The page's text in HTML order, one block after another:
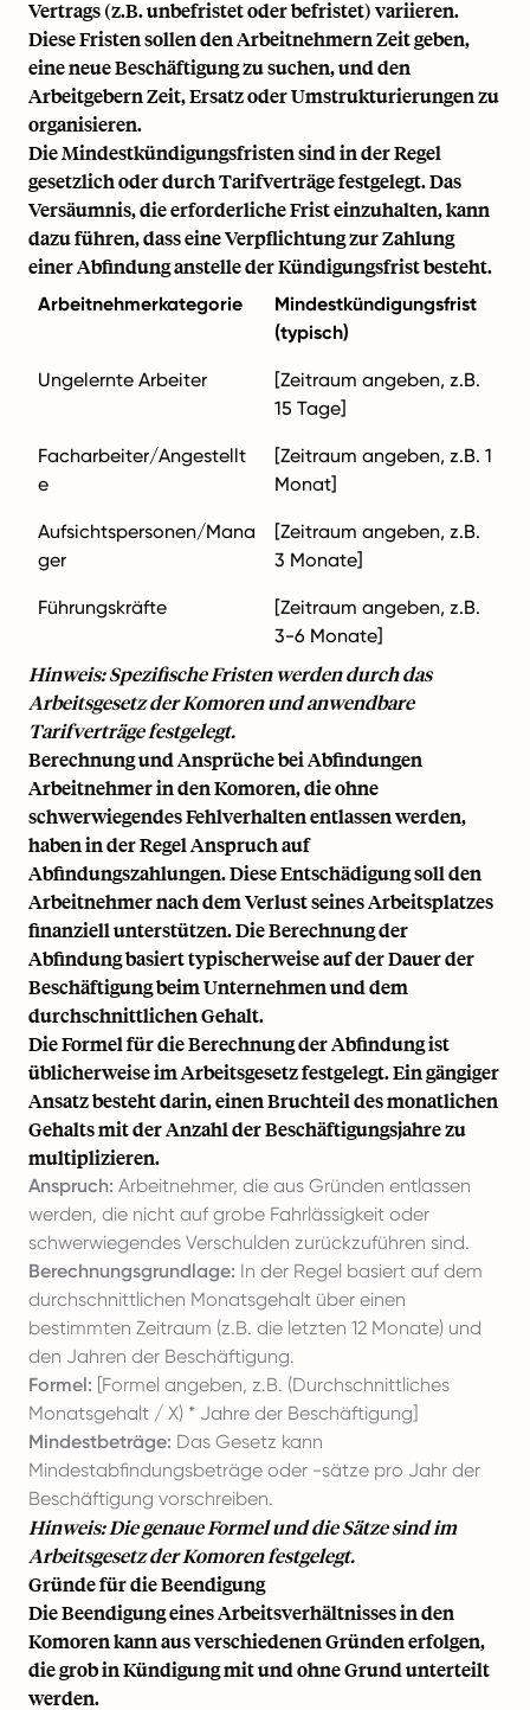
Vertrags (z.B. unbefristet oder befristet) variieren.
Diese Fristen sollen den Arbeitnehmern Zeit geben,
eine neue Beschäftigung zu suchen, und den
Arbeitgebern Zeit, Ersatz oder Umstrukturierungen zu
organisieren.
Die Mindestkündigungsfristen sind in der Regel
gesetzlich oder durch Tarifverträge festgelegt. Das
Versäumnis, die erforderliche Frist einzuhalten, kann
dazu führen, dass eine Verpflichtung zur Zahlung
einer Abfindung anstelle der Kündigungsfrist besteht.
Arbeitnehmerkategorie
Mindestkündigungsfrist
(typisch)
Ungelernte Arbeiter
[Zeitraum angeben, z.B.
15 Tage]
Facharbeiter/Angestellt
e
[Zeitraum angeben, z.B. 1
Monat]
Aufsichtspersonen/Mana
ger
[Zeitraum angeben, z.B.
3 Monate]
Führungskräfte
[Zeitraum angeben, z.B.
3-6 Monate]
Hinweis: Spezifische Fristen werden durch das
Arbeitsgesetz der Komoren und anwendbare
Tarifverträge festgelegt.
Berechnung und Ansprüche bei Abfindungen
Arbeitnehmer in den Komoren, die ohne
schwerwiegendes Fehlverhalten entlassen werden,
haben in der Regel Anspruch auf
Abfindungszahlungen. Diese Entschädigung soll den
Arbeitnehmer nach dem Verlust seines Arbeitsplatzes
finanziell unterstützen. Die Berechnung der
Abfindung basiert typischerweise auf der Dauer der
Beschäftigung beim Unternehmen und dem
durchschnittlichen Gehalt.
Die Formel für die Berechnung der Abfindung ist
üblicherweise im Arbeitsgesetz festgelegt. Ein gängiger
Ansatz besteht darin, einen Bruchteil des monatlichen
Gehalts mit der Anzahl der Beschäftigungsjahre zu
multiplizieren.
Anspruch: Arbeitnehmer, die aus Gründen entlassen
werden, die nicht auf grobe Fahrlässigkeit oder
schwerwiegendes Verschulden zurückzuführen sind.
Berechnungsgrundlage: In der Regel basiert auf dem
durchschnittlichen Monatsgehalt über einen
bestimmten Zeitraum (z.B. die letzten 12 Monate) und
den Jahren der Beschäftigung.
Formel: [Formel angeben, z.B. (Durchschnittliches
Monatsgehalt / X) * Jahre der Beschäftigung]
Mindestbeträge: Das Gesetz kann
Mindestabfindungsbeträge oder -sätze pro Jahr der
Beschäftigung vorschreiben.
Hinweis: Die genaue Formel und die Sätze sind im
Arbeitsgesetz der Komoren festgelegt.
Gründe für die Beendigung
Die Beendigung eines Arbeitsverhältnisses in den
Komoren kann aus verschiedenen Gründen erfolgen,
die grob in Kündigung mit und ohne Grund unterteilt
werden.